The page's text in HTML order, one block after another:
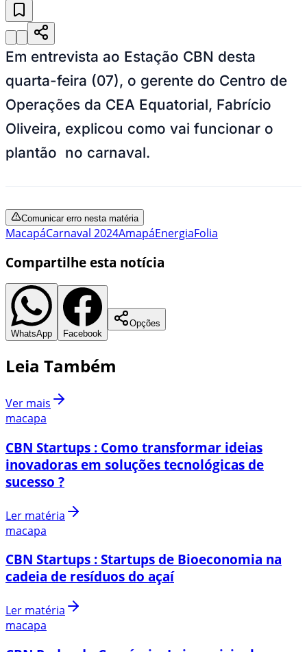
Em entrevista ao Estação CBN desta
quarta-feira (07), o gerente do Centro de
Operações da CEA Equatorial, Fabrício
Oliveira, explicou como vai funcionar o
plantão no carnaval.
Comunicar erro nesta matéria
MacapáCarnaval 2024AmapáEnergiaFolia
Compartilhe esta notícia
WhatsApp Facebook
Opções
Leia Também
Ver mais
macapa
CBN Startups : Como transformar ideias
inovadoras em soluções tecnológicas de
sucesso ?
Ler matéria
macapa
CBN Startups : Startups de Bioeconomia na
cadeia de resíduos do açaí
Ler matéria
macapa